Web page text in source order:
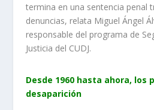
termina en una sentencia penal
denuncias, relata Miguel Ángel
responsable del programa de
Justicia del CUDJ.
Desde 1960 hasta ahora, los
desaparición